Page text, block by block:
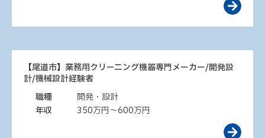
【尾道市】業務用クリーニング機器専門メーカー/開発設
計/機械設計経験者
職種
開発・設計
年収
350万円～600万円